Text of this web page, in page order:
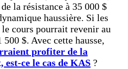
la résistance à 35 000 $
haussière. Si les
cours pourrait revenir au
$. Avec cette hausse,
profiter de la
ce le cas de KAS ?